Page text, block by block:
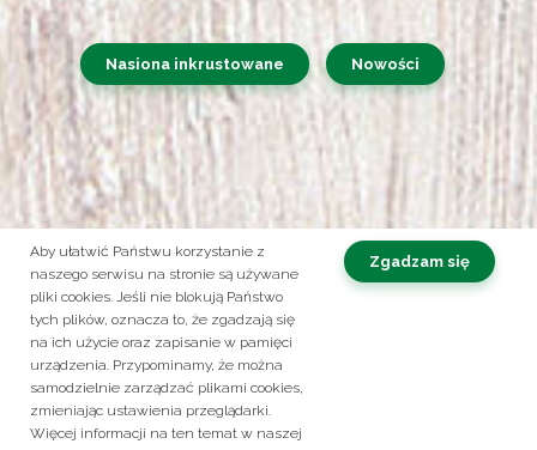
Nasiona inkrustowane Nowości
Obserwuj nas na:
Kontakt Polityka prywatności
© 2026 ROLTICO. Korzysta z zabezpieczenia reCAPTCHA
Warunki
Aby ułatwić Państwu korzystanie z
naszego serwisu na stronie są używane
pliki cookies. Jeśli nie blokują Państwo
tych plików, oznacza to, że zgadzają się
na ich użycie oraz zapisanie w pamięci
urządzenia. Przypominamy, że można
samodzielnie zarządzać plikami cookies,
zmieniając ustawienia przeglądarki.
Więcej informacji na ten temat w naszej
Zgadzam się